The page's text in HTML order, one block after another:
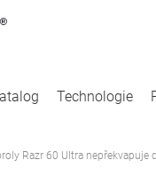
Technologie
Razr 60 Ultra nepřekvapuje